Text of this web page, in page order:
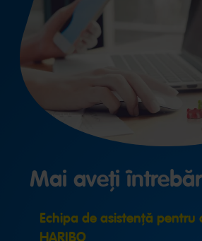
Mai aveți
Echipa de asistență pentru
HARIBO